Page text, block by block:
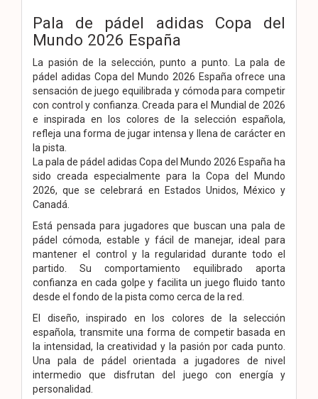
Pala de pádel adidas Copa del
Mundo 2026 España
La pasión de la selección, punto a punto. La pala de
pádel adidas Copa del Mundo 2026 España ofrece una
sensación de juego equilibrada y cómoda para competir
con control y confianza. Creada para el Mundial de 2026
e inspirada en los colores de la selección española,
refleja una forma de jugar intensa y llena de carácter en
la pista.
La pala de pádel adidas Copa del Mundo 2026 España ha
sido creada especialmente para la Copa del Mundo
2026, que se celebrará en Estados Unidos, México y
Canadá.
Está pensada para jugadores que buscan una pala de
pádel cómoda, estable y fácil de manejar, ideal para
mantener el control y la regularidad durante todo el
partido. Su comportamiento equilibrado aporta
confianza en cada golpe y facilita un juego fluido tanto
desde el fondo de la pista como cerca de la red.
El diseño, inspirado en los colores de la selección
española, transmite una forma de competir basada en
la intensidad, la creatividad y la pasión por cada punto.
Una pala de pádel orientada a jugadores de nivel
intermedio que disfrutan del juego con energía y
personalidad.